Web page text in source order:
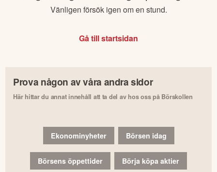
Vänligen försök igen om en stund.
Gå till startsidan
Prova någon av våra andra sidor
Här hittar du annat innehåll att ta del av hos oss på Börskollen
Ekonominyheter Börsen idag
Börsens öppettider Börja köpa aktier